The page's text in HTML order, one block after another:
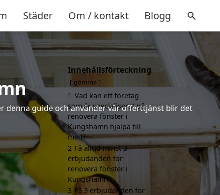
Städer Om / kontakt Blogg
denna guide och använder vår offerttjänst blir det
Innehållsförteckning
gömma
1 Vad kan ett företag
som är specialiserat på
renovera fönster i
Kungshamn hjälpa till
med?
2 Få alltid minst 3
erbjudanden för
renovera fönster i
Kungshamn
3 Få 3 erbjudanden för